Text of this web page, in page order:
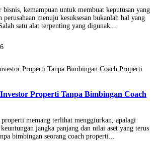
bisnis, kemampuan untuk membuat keputusan yang
perusahaan menuju kesuksesan bukanlah hal yang
satu alat terpenting yang digunak...
Properti Tanpa Bimbingan Coach
memang terlihat menggiurkan, apalagi
jangka panjang dan nilai aset yang terus
bimbingan seorang coach properti...